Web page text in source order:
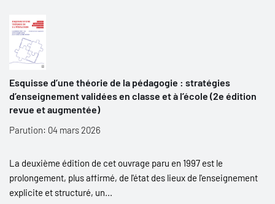
Esquisse d’une théorie de la pédagogie : stratégies
d’enseignement validées en classe et à l’école (2e édition
revue et augmentée)
Parution: 04 mars 2026
La deuxième édition de cet ouvrage paru en 1997 est le
prolongement, plus affirmé, de l'état des lieux de l'enseignement
explicite et structuré, un...